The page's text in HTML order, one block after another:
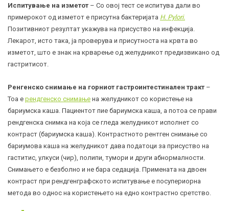
Испитување на изметот – Со овој тест се испитува дали во
примерокот од изметот е присутна бактеријата H. Pylori.
Позитивниот резултат укажува на присуство на инфекција.
Лекарот, исто така, ја проверува и присутноста на крвта во
изметот, што е знак на крварење од желудникот предизвикано од
гастритисот.
Ренгенско снимање на горниот гастроинтестинален тракт –
Тоа е рендгенско снимање на желудникот со користење на
бариумска каша. Пациентот пие бариумска каша, а потоа се прави
рендгенска снимка на која се гледа желудникот исполнет со
контраст (бариумска каша). Контрастното рентген снимање со
бариумова каша на желудникот дава податоци за присуство на
гаститис, улкуси (чир), полипи, тумори и други абнормалности.
Снимањето е безболно и не бара седација. Примената на двоен
контраст при рендгенграфското испитување е посупериорна
метода во однос на користењето на едно контрастно сретство.